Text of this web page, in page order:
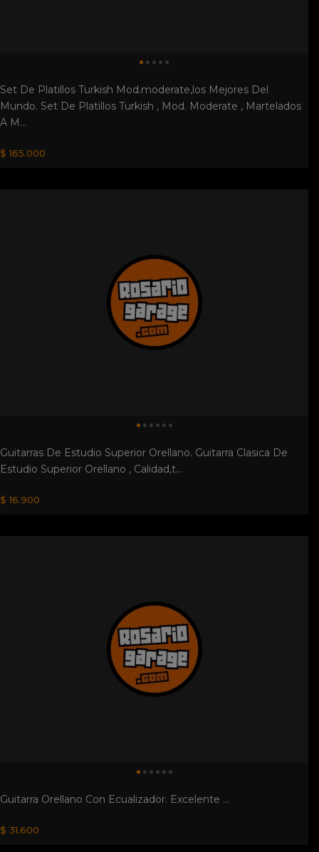
Set De Platillos Turkish Mod.moderate,los Mejores Del
Mundo. Set De Platillos Turkish , Mod. Moderate , Martelados
A M...
$ 165.000
Guitarras De Estudio Superior Orellano. Guitarra Clasica De
Estudio Superior Orellano , Calidad,t...
$ 16.900
Guitarra Orellano Con Ecualizador. Excelente ...
$ 31.600